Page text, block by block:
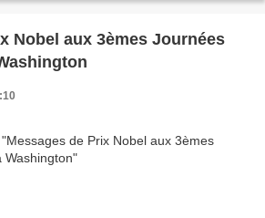
Nobel aux 3èmes Journées